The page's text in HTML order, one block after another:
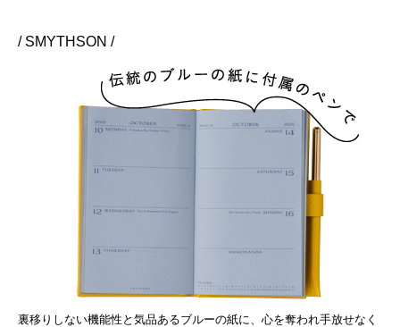
/ SMYTHSON /
裏移りしない機能性と気品あるブルーの紙に、心を奪われ手放せなく